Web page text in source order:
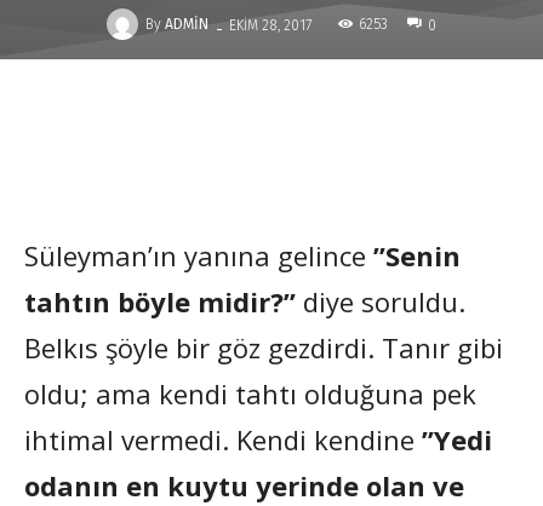
By ADMIN - EKIM 28, 2017 6253 0
Süleyman’ın yanına gelince ”Senin
tahtın böyle midir?” diye soruldu.
Belkıs şöyle bir göz gezdirdi. Tanır gibi
oldu; ama kendi tahtı olduğuna pek
ihtimal vermedi. Kendi kendine ”Yedi
odanın en kuytu yerinde olan ve